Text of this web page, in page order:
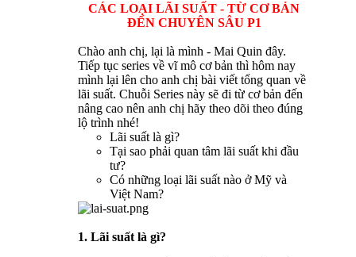
CÁC LOẠI LÃI SUẤT - TỪ CƠ BẢN
ĐẾN CHUYÊN SÂU P1
Chào anh chị, lại là mình - Mai Quin đây.
Tiếp tục series về vĩ mô cơ bản thì hôm nay
mình lại lên cho anh chị bài viết tổng quan về
lãi suất. Chuỗi Series này sẽ đi từ cơ bản đến
nâng cao nên anh chị hãy theo dõi theo đúng
lộ trình nhé!
Lãi suất là gì?
Tại sao phải quan tâm lãi suất khi đầu
tư?
Có những loại lãi suất nào ở Mỹ và
Việt Nam?
1. Lãi suất là gì?